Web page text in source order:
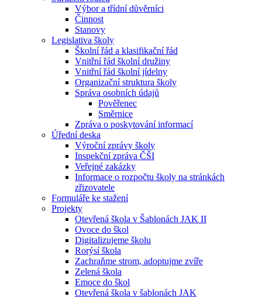
Výbor a třídní důvěrníci
Činnost
Stanovy
Legislativa školy
Školní řád a klasifikační řád
Vnitřní řád školní družiny
Vnitřní řád školní jídelny
Organizační struktura školy
Správa osobních údajů
Pověřenec
Směrnice
Zpráva o poskytování informací
Úřední deska
Výroční zprávy školy
Inspekční zpráva ČŠI
Veřejné zakázky
Informace o rozpočtu školy na stránkách
zřizovatele
Formuláře ke stažení
Projekty
Otevřená škola v Šablonách JAK II
Ovoce do škol
Digitalizujeme školu
Rorýsí škola
Zachraňme strom, adoptujme zvíře
Zelená škola
Emoce do škol
Otevřená škola v šablonách JAK